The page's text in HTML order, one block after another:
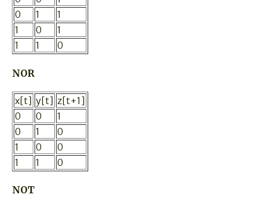
0
1
1
1
0
1
1
1 0
NOR
x[t] y[t] z[t+1]
0
0
1
0
1
0
1
0
0
1
1 0
NOT